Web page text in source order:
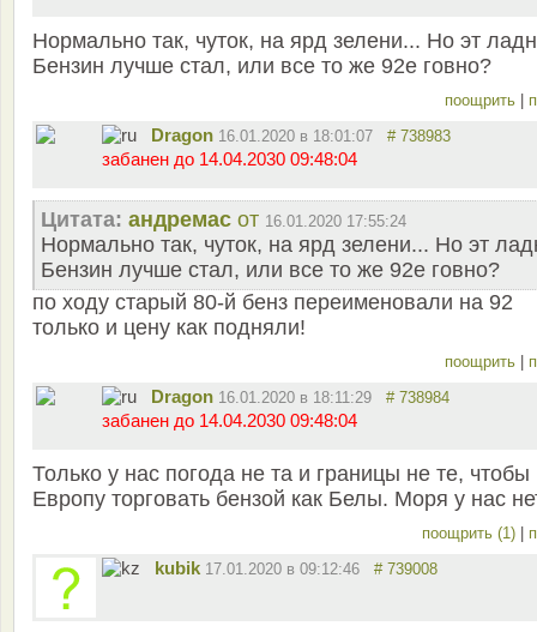
Нормально так, чуток, на ярд зелени... Но эт
Бензин лучше стал, или все то же 92е говно?
поощрить
Dragon 16.01.2020 в 18:01:07 # 738983
забанен до 14.04.2030 09:48:04
Цитата: андремас от 16.01.2020 17:55:24
Нормально так, чуток, на ярд зелени... Но эт
Бензин лучше стал, или все то же 92е говно?
по ходу старый 80-й бенз переименовали на 92
только и цену как подняли!
поощрить
Dragon 16.01.2020 в 18:11:29 # 738984
забанен до 14.04.2030 09:48:04
Только у нас погода не та и границы не те, чтобы
Европу торговать бензой как Белы. Моря у нас
поощрить (1)
kubik 17.01.2020 в 09:12:46 # 739008